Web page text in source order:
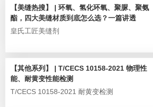
【美缝热搜】 | 环氧、氢化环氧、聚脲、聚氨
酯，四大美缝材质到底怎么选？一篇讲透
皇氏工匠美缝剂
【其他系列】 | T/CECS 10158-2021 物理性
能、耐黄变性能检测
T/CECS 10158-2021 耐黄变检测